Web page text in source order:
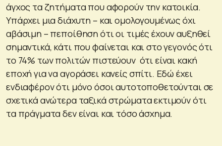
άγχος τα ζητήματα που αφορούν την κατοικία.
Υπάρχει μια διάχυτη – και ομολογουμένως όχι
αβάσιμη – πεποίθηση ότι οι τιμές έχουν αυξηθεί
σημαντικά, κάτι που φαίνεται και στο γεγονός ότι
το 74% των πολιτών πιστεύουν ότι είναι κακή
εποχή για να αγοράσει κανείς σπίτι. Εδώ έχει
ενδιαφέρον ότι μόνο όσοι αυτοτοποθετούνται σε
σχετικά ανώτερα ταξικά στρώματα εκτιμούν ότι
τα πράγματα δεν είναι και τόσο άσχημα.